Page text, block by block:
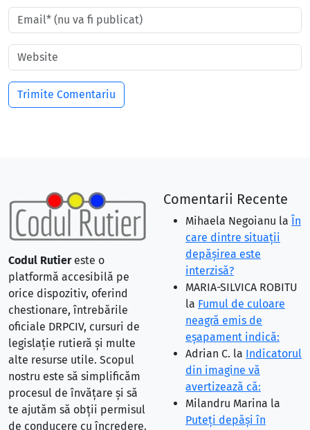
Codul Rutiereste o
platformă accesibilă pe
orice dispozitiv, oferind
chestionare, întrebările
oficiale DRPCIV, cursuri de
legislație rutieră și multe
alte resurse utile. Scopul
nostru este să simplificăm
procesul de învățare și să
te ajutăm să obții permisul
de conducere cu încredere.
Comentarii Recente
Mihaela Negoianu la În
care dintre situaţii
depăşirea este
interzisă?
MARIA-SILVICA ROBITU
la Fumul de culoare
neagră emis de
eşapament indică:
Adrian C. la Indicatorul
din imagine vă
avertizează că:
Milandru Marina la
Puteţi depăşi în